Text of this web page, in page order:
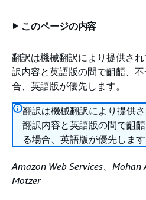
このページの内容
翻訳は機械翻訳により提供さ
訳内容と英語版の間で齟齬、
合、英語版が優先します。
翻訳は機械翻訳により提供
翻訳内容と英語版の間で齟
る場合、英語版が優先します
Amazon Web Services、
Motzer